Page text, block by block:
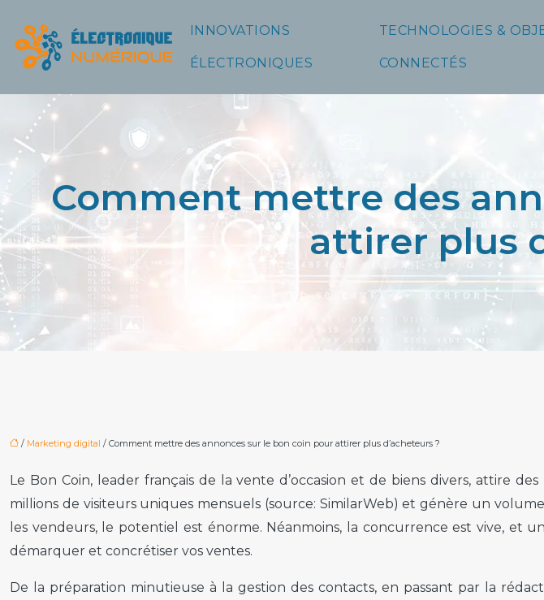
INNOVATIONS
ÉLECTRONIQUES
TECHNOLOGIES &
CONNECTÉS
Comment mettre des
attirer plus
/ Marketing digital / Comment mettre des annonces sur le bon coin pour attirer plus d’acheteurs ?
Le Bon Coin, leader français de la vente d’occasion et de biens divers, attire
millions de visiteurs uniques mensuels (source: SimilarWeb) et génère un
les vendeurs, le potentiel est énorme. Néanmoins, la concurrence est vive, et
démarquer et concrétiser vos ventes.
De la préparation minutieuse à la gestion des contacts, en passant par la